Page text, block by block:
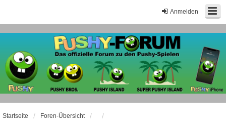
Anmelden
Startseite Foren-Übersicht